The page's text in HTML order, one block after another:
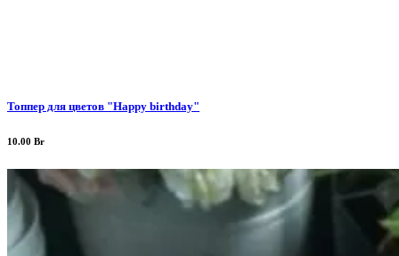
Топпер для цветов "Happy birthday"
10.00 Br